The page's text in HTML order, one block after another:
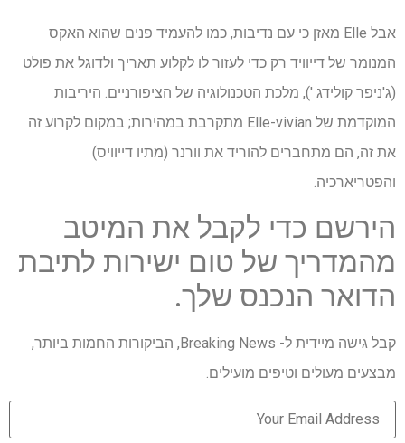
אבל Elle מאזן כי עם נדיבות, כמו להעמיד פנים שהוא האקס
המנומר של דייוויד רק כדי לעזור לו לקלוע תאריך ולדוגל את פולט
(ג'ניפר קולידג '), מלכת הטכנולוגיה של הציפורניים. היריבות
המוקדמת של Elle-vivian מתקרבת במהירות; במקום לקרוע זה
את זה, הם מתחברים להוריד את וורנר (מתיו דייוויס)
והפטריארכיה.
הירשם כדי לקבל את המיטב
מהמדריך של טום ישירות לתיבת
הדואר הנכנס שלך.
קבל גישה מיידית ל- Breaking News, הביקורות החמות ביותר,
מבצעים מעולים וטיפים מועילים.